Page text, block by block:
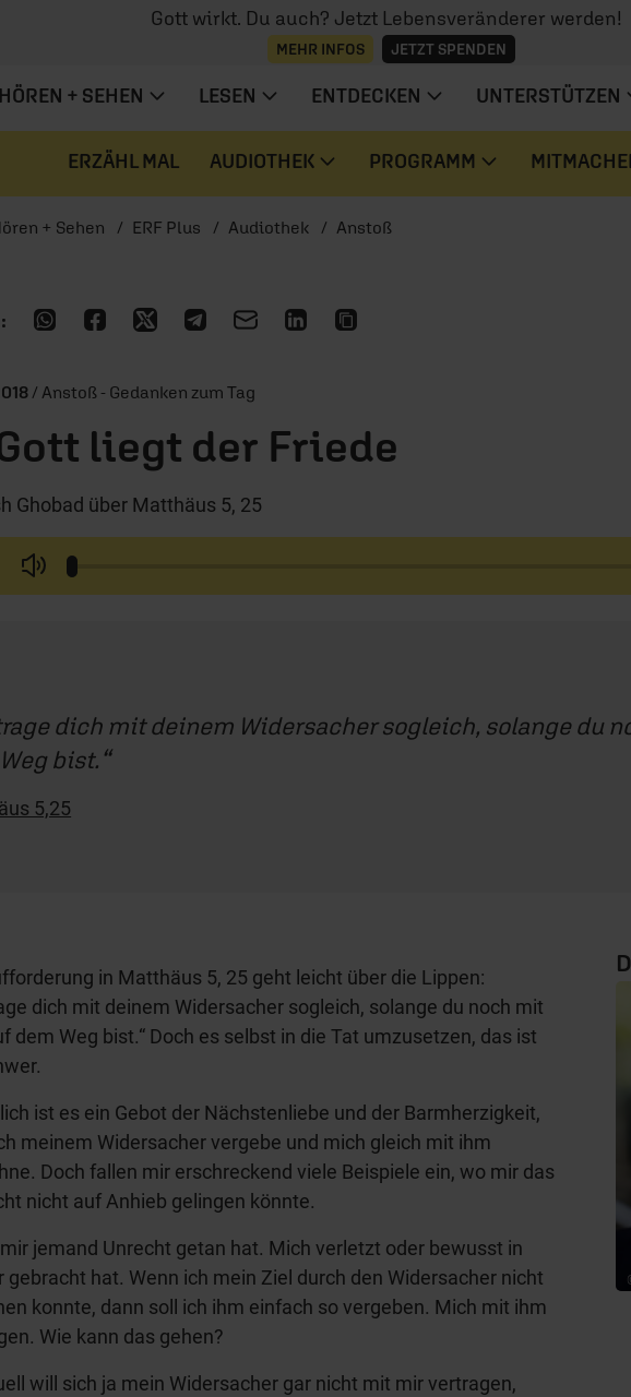
Gott wirkt. Du auch? Jetzt Lebensveränderer werden!
MEHR INFOS JETZT SPENDEN
HÖREN + SEHEN LESEN ENTDECKEN UNTERSTÜTZEN
ERZÄHL MAL AUDIOTHEK PROGRAMM
+ Sehen ERF Plus Audiothek Anstoß
/ Anstoß - Gedanken zum Tag
liegt der Friede
Ghobad über Matthäus 5, 25
dich mit deinem Widersacher sogleich, solange du
bist.
5,25
in Matthäus 5, 25 geht leicht über die Lippen:
dich mit deinem Widersacher sogleich, solange du noch mit
dem Weg bist.“ Doch es selbst in die Tat umzusetzen, das ist
ist es ein Gebot der Nächstenliebe und der Barmherzigkeit,
meinem Widersacher vergebe und mich gleich mit ihm
Doch fallen mir erschreckend viele Beispiele ein, wo mir das
nicht auf Anhieb gelingen könnte.
jemand Unrecht getan hat. Mich verletzt oder bewusst in
gebracht hat. Wenn ich mein Ziel durch den Widersacher nicht
konnte, dann soll ich ihm einfach so vergeben. Mich mit ihm
Wie kann das gehen?
will sich ja mein Widersacher gar nicht mit mir vertragen,